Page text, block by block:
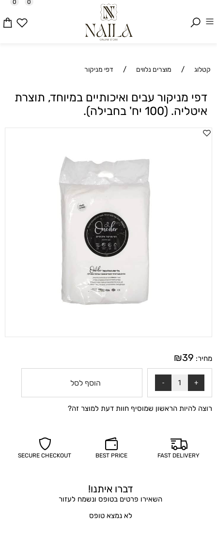
0 0
קטלוג / מוצרים נלווים / דפי מניקור
דפי מניקור עבים ואיכותיים במיוחד, תוצרת
איטליה. (100 יח' בחבילה).
מחיר: ₪39
הוסף לסל
רוצה להיות הראשון שמוסיף חוות דעת למוצר זה?
FAST DELIVERY
BEST PRICE
SECURE CHECKOUT
דברו איתנו!
השאירו פרטים בטופס ונשמח לעזור
לא נמצא טופס